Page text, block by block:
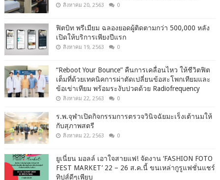
สิงหาคม 20, 2563 0
ฟิตบิท พรีเมียม ฉลองยอดผู้ติดตามกว่า 500,000 หลัง
เปิดให้บริการเพียงปีแรก
สิงหาคม 19, 2563 0
“Reboot Your Bounce” คืนการเคลื่อนไหว ให้ชีวิตฟิต
เต็มที่ด้วยเทคนิคการผ่าตัดเปลี่ยนข้อสะโพกเทียมและ
ข้อเข่าเทียม พร้อมระงับปวดด้วย Radiofrequency
สิงหาคม 22, 2563 0
ร.พ.จุฬาเปิดกิจกรรมการตรวจวินิจฉัยมะเร็งเต้านมให้
กับสุภาพสตรี
สิงหาคม 22, 2563 0
ยูเนี่ยน มอลล์ เอาใจสายแฟ! จัดงาน ‘FASHION FOTO
FEST MARKET’ 22 – 26 ส.ค.นี้ ขนเหล่ากูรูแฟชั่นแชร์
ทิปส์ดีๆเพียบ